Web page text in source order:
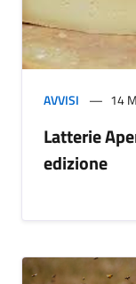
AVVISI 14
Latterie
edizione